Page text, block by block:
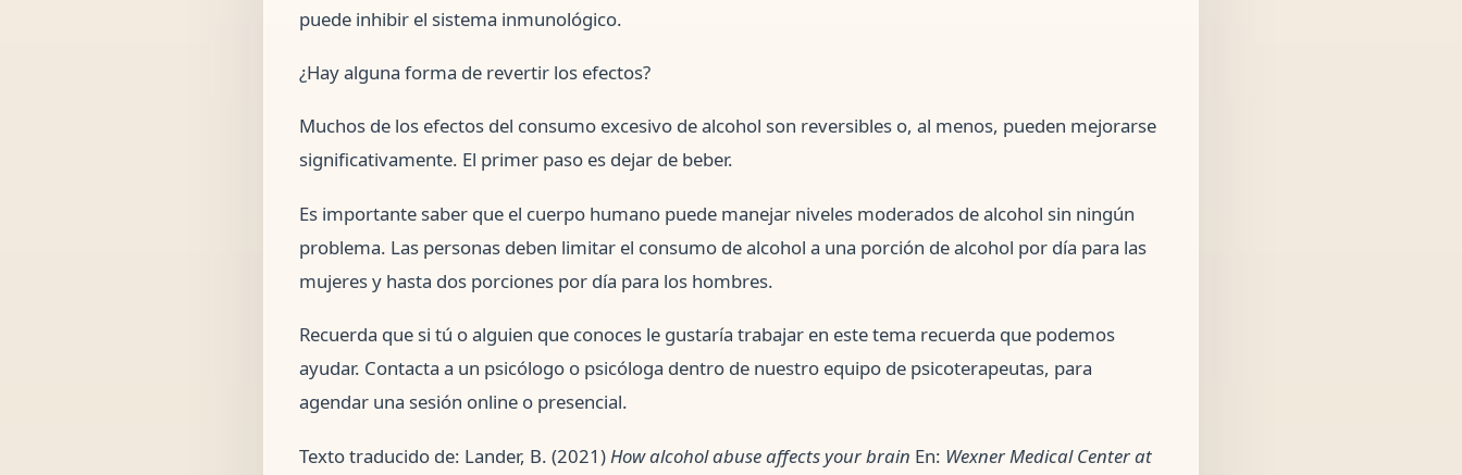
puede inhibir el sistema inmunológico.
¿Hay alguna forma de revertir los efectos?
Muchos de los efectos del consumo excesivo de alcohol son reversibles o, al menos, pueden mejorarse
significativamente. El primer paso es dejar de beber.
Es importante saber que el cuerpo humano puede manejar niveles moderados de alcohol sin ningún
problema. Las personas deben limitar el consumo de alcohol a una porción de alcohol por día para las
mujeres y hasta dos porciones por día para los hombres.
Recuerda que si tú o alguien que conoces le gustaría trabajar en este tema recuerda que podemos
ayudar. Contacta a un psicólogo o psicóloga dentro de nuestro equipo de psicoterapeutas, para
agendar una sesión online o presencial.
Texto traducido de: Lander, B. (2021) How alcohol abuse affects your brain En: Wexner Medical Center at